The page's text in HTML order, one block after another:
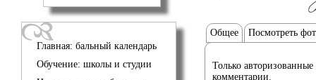
Главная: бальный календарь
Обучение: школы и студии
Общее Посмотреть
Только авторизованные
комментарии.